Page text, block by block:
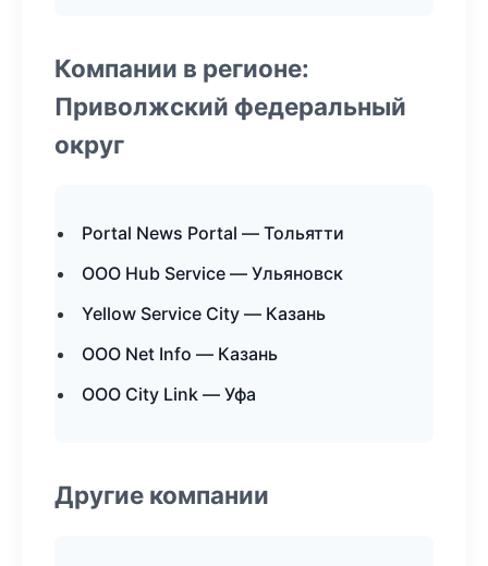
Компании в регионе:
Приволжский федеральный
округ
Portal News Portal — Тольятти
ООО Hub Service — Ульяновск
Yellow Service City — Казань
ООО Net Info — Казань
ООО City Link — Уфа
Другие компании